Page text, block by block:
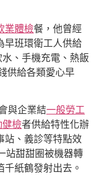
業體檢餐，他曾經
早班環衛工人供給
、手機充電、熱飯
供給各類愛心早
與企業結一般勞工
健檢者供給特性化辦
站、義診等特點效
站甜甜圈被機器轉
紙鶴發射出去。